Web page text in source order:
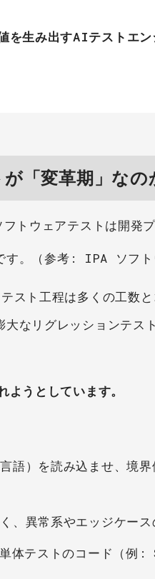
を生み出すAIテストエ
「変革期」なの
トウェアテストは開発
す。（参考: IPA ソフト
スト工程は多くの工数
なリグレッションテ
うとしています。
語）を読み込ませ、境
、異常系やエッジケー
単体テストのコード（